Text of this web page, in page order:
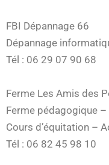
FBI Dépannage 66
Dépannage
Tél : 06 29 07 90 68
Ferme Les Amis des
Ferme pédagogique
Cours d’équitation –
Tél : 06 82 45 98 10